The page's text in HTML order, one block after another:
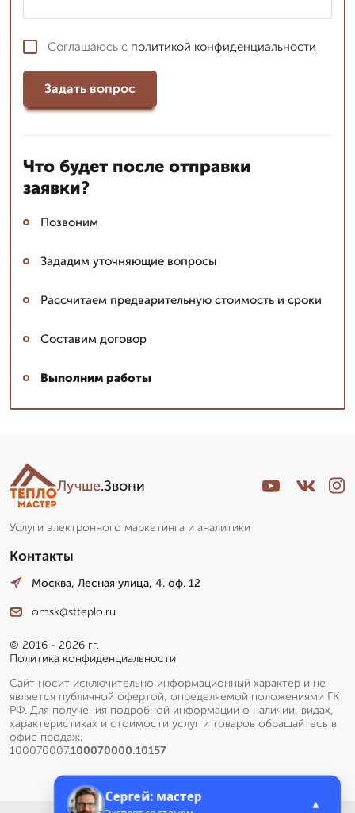
Соглашаюсь с политикой конфиденциальности
Задать вопрос
Что будет после отправки
заявки?
Позвоним
Зададим уточняющие вопросы
Рассчитаем предварительную стоимость и сроки
Составим договор
Выполним работы
Лучше.Звони
Услуги электронного маркетинга и аналитики
Контакты
Москва, Лесная улица, 4. оф. 12
omsk@stteplo.ru
© 2016 - 2026 гг.
Политика конфиденциальности
Сайт носит исключительно информационный характер и не
является публичной офертой, определяемой положениями ГК
РФ. Для получения подробной информации о наличии, видах,
характеристиках и стоимости услуг и товаров обращайтесь в
офис продаж.
100070007.100070000.10157
Сергей: мастер ▲